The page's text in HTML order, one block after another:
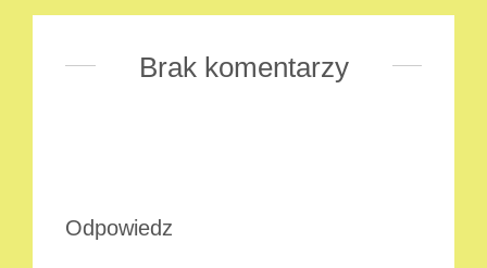
Brak komentarzy
Odpowiedz